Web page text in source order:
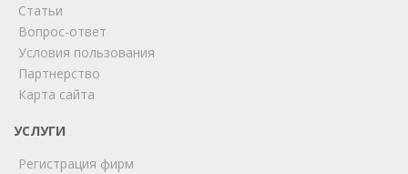
Статьи
Вопрос-ответ
Условия пользования
Партнерство
Карта сайта
УСЛУГИ
Регистрация фирм